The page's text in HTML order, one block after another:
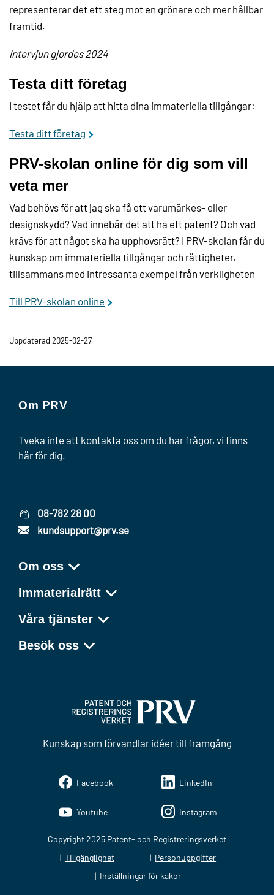
representerar det ett steg mot en grönare och mer hållbar
framtid.
Intervjun gjordes 2024
Testa ditt företag
I testet får du hjälp att hitta dina immateriella tillgångar:
Testa ditt företag
PRV-skolan online för dig som vill
veta mer
Vad behövs för att jag ska få ett varumärkes- eller
designskydd? Vad innebär det att ha ett patent? Och vad
krävs för att något ska ha upphovsrätt? I PRV-skolan får du
kunskap om immateriella tillgångar och rättigheter,
tillsammans med intressanta exempel från verkligheten
Till PRV-skolan online
Uppdaterad 2025-02-27
Om PRV
Tveka inte att kontakta oss om du har frågor, vi finns
här för dig.
08-782 28 00
kundsupport@prv.se
Om oss
Immaterialrätt
Våra tjänster
Besök oss
Kunskap som förvandlar idéer till framgång
Facebook LinkedIn
Youtube Instagram
Copyright 2025 Patent- och Registreringsverket
Tillgänglighet
Personuppgifter
Inställningar för kakor